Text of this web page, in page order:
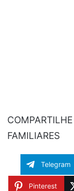
FAMILIARES
Telegram
Pinterest